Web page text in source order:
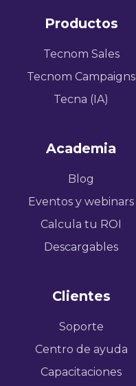
Productos
Tecnom Sales
Tecnom Campaigns
Tecna (IA)
Academia
Blog
Eventos y webinars
Calcula tu ROI
Descargables
Clientes
Soporte
Centro de ayuda
Capacitaciones